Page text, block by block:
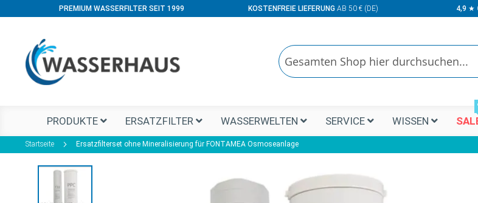
PREMIUM WASSERFILTER SEIT 1999 KOSTENFREIE LIEFERUNGAB 50 € (DE) 4,9 ★
Suchen
PRODUKTE ERSATZFILTER WASSERWELTEN SERVICE WISSEN
Startseite Ersatzfilterset ohne Mineralisierung für FONTAMEA Osmoseanlage
Zum
Ende